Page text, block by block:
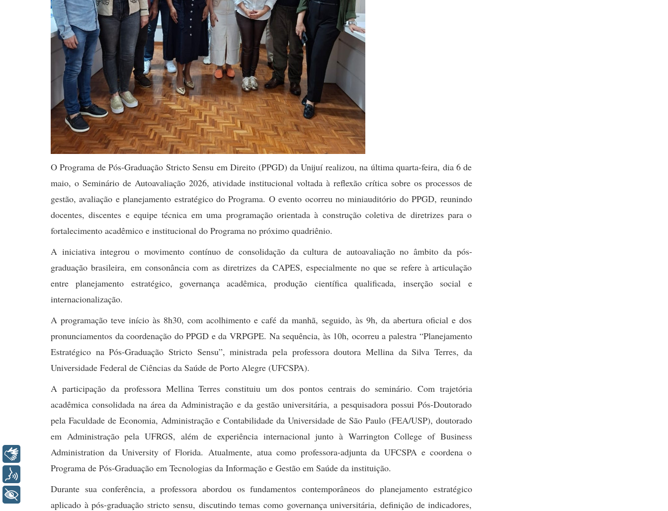
O Programa de Pós-Graduação Stricto Sensu em Direito (PPGD) da Unijuí realizou, na última quarta-feira, dia 6 de
maio, o Seminário de Autoavaliação 2026, atividade institucional voltada à reflexão crítica sobre os processos de
gestão, avaliação e planejamento estratégico do Programa. O evento ocorreu no miniauditório do PPGD, reunindo
docentes, discentes e equipe técnica em uma programação orientada à construção coletiva de diretrizes para o
fortalecimento acadêmico e institucional do Programa no próximo quadriênio.
A iniciativa integrou o movimento contínuo de consolidação da cultura de autoavaliação no âmbito da pós-
graduação brasileira, em consonância com as diretrizes da CAPES, especialmente no que se refere à articulação
entre planejamento estratégico, governança acadêmica, produção científica qualificada, inserção social e
internacionalização.
A programação teve início às 8h30, com acolhimento e café da manhã, seguido, às 9h, da abertura oficial e dos
pronunciamentos da coordenação do PPGD e da VRPGPE. Na sequência, às 10h, ocorreu a palestra “Planejamento
Estratégico na Pós-Graduação Stricto Sensu”, ministrada pela professora doutora Mellina da Silva Terres, da
Universidade Federal de Ciências da Saúde de Porto Alegre (UFCSPA).
A participação da professora Mellina Terres constituiu um dos pontos centrais do seminário. Com trajetória
acadêmica consolidada na área da Administração e da gestão universitária, a pesquisadora possui Pós-Doutorado
pela Faculdade de Economia, Administração e Contabilidade da Universidade de São Paulo (FEA/USP), doutorado
em Administração pela UFRGS, além de experiência internacional junto à Warrington College of Business
Administration da University of Florida. Atualmente, atua como professora-adjunta da UFCSPA e coordena o
Programa de Pós-Graduação em Tecnologias da Informação e Gestão em Saúde da instituição.
Durante sua conferência, a professora abordou os fundamentos contemporâneos do planejamento estratégico
aplicado à pós-graduação stricto sensu, discutindo temas como governança universitária, definição de indicadores,
Libras
+ Acessibilidade